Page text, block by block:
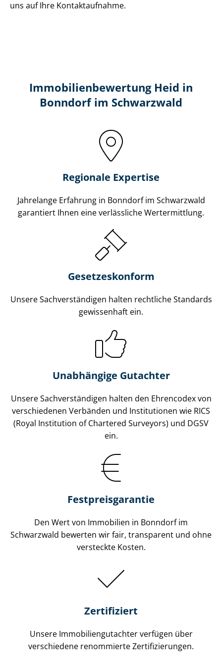
uns auf Ihre Kontaktaufnahme.
Immobilien­bewertung Heid in
Bonndorf im Schwarzwald
Regionale Expertise
Jahrelange Erfahrung in Bonndorf im Schwarzwald
garantiert Ihnen eine verlässliche Wertermittlung.
Gesetzes­konform
Unsere Sach­ver­stän­di­gen halten rechtliche Standards
gewissenhaft ein.
Unabhängige Gutachter
Unsere Sach­ver­stän­di­gen halten den Ehrencodex von
verschiedenen Verbänden und Institutionen wie RICS
(Royal Institution of Chartered Surveyors) und DGSV
ein.
Festpreis​garantie
Den Wert von Immobilien in Bonndorf im
Schwarzwald bewerten wir fair, transparent und ohne
versteckte Kosten.
Zertifiziert
Unsere Immobilien­gutachter verfügen über
verschiedene renommierte Zer­ti­fi­zie­run­gen.